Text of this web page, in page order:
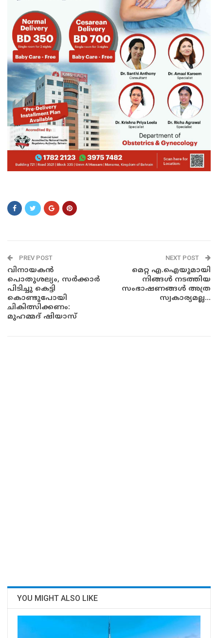
PREV POST
വിനായകന്‍
പൊതുശല്യം, സര്‍ക്കാര്‍
പിടിച്ചു കെട്ടി
കൊണ്ടുപോയി
ചികിത്സിക്കണം:
മുഹമ്മദ് ഷിയാസ്
NEXT POST
മെറ്റ എ.ഐയുമായി
നിങ്ങൾ നടത്തിയ
സംഭാഷണങ്ങൾ അത്ര
സ്വകാര്യമല്ല...
YOU MIGHT ALSO LIKE